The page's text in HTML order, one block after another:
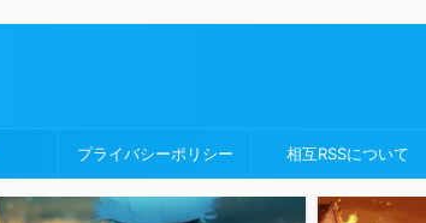
プライバシーポリシー 相互RSSについて